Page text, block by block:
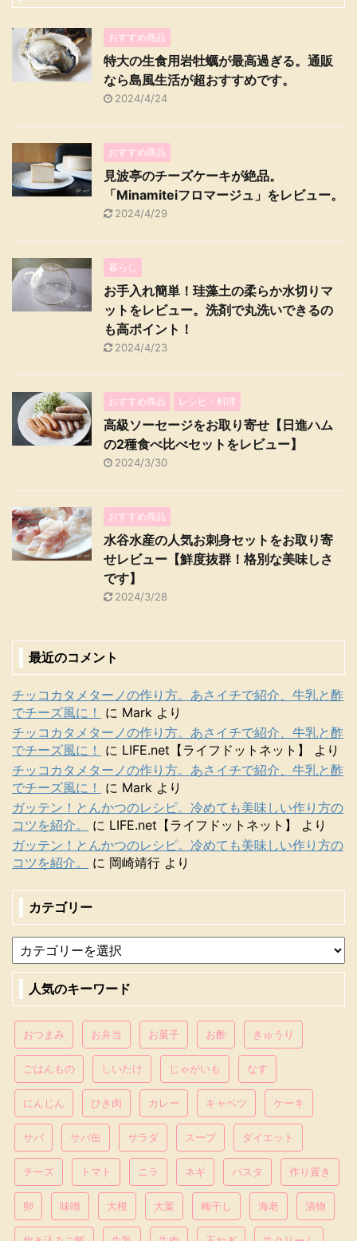
おすすめ商品
特大の生食用岩牡蠣が最高過ぎる。通販
なら島風生活が超おすすめです。
2024/4/24
おすすめ商品
見波亭のチーズケーキが絶品。
「Minamiteiフロマージュ」をレビュー。
2024/4/29
暮らし
お手入れ簡単！珪藻土の柔らか水切りマ
ットをレビュー。洗剤で丸洗いできるの
も高ポイント！
2024/4/23
おすすめ商品 レシピ・料理
高級ソーセージをお取り寄せ【日進ハム
の2種食べ比べセットをレビュー】
2024/3/30
おすすめ商品
水谷水産の人気お刺身セットをお取り寄
せレビュー【鮮度抜群！格別な美味しさ
です】
2024/3/28
最近のコメント
チッコカタメターノの作り方。あさイチで紹介、牛乳と酢
でチーズ風に！
に Mark より
チッコカタメターノの作り方。あさイチで紹介、牛乳と酢
でチーズ風に！
に LIFE.net【ライフドットネット】
より
チッコカタメターノの作り方。あさイチで紹介、牛乳と酢
でチーズ風に！
に Mark より
ガッテン！とんかつのレシピ。冷めても美味しい作り方の
コツを紹介。
に LIFE.net【ライフドットネット】
より
ガッテン！とんかつのレシピ。冷めても美味しい作り方の
コツを紹介。
に 岡崎靖行 より
カテゴリー
人気のキーワード
おつまみ お弁当 お菓子 お酢 きゅうり
ごはんもの しいたけ じゃがいも なす
にんじん ひき肉 カレー キャベツ ケーキ
サバ サバ缶 サラダ スープ ダイエット
チーズ トマト ニラ ネギ パスタ 作り置き
卵 味噌 大根 大葉 梅干し 海老 漬物